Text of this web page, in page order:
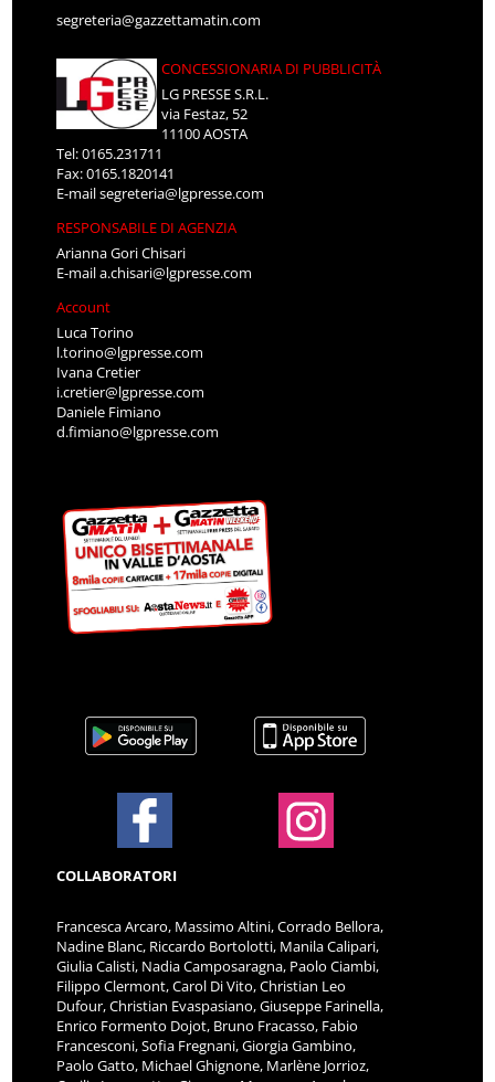
segreteria@gazzettamatin.com
CONCESSIONARIA DI PUBBLICITÀ
LG PRESSE S.R.L.
via Festaz, 52
11100 AOSTA
Tel: 0165.231711
Fax: 0165.1820141
E-mailsegreteria@lgpresse.com
RESPONSABILE DI AGENZIA
Arianna Gori Chisari
E-maila.chisari@lgpresse.com
Account
Luca Torino
l.torino@lgpresse.com
Ivana Cretier
i.cretier@lgpresse.com
Daniele Fimiano
d.fimiano@lgpresse.com
COLLABORATORI
Francesca Arcaro, Massimo Altini, Corrado Bellora,
Nadine Blanc, Riccardo Bortolotti, Manila Calipari,
Giulia Calisti, Nadia Camposaragna, Paolo Ciambi,
Filippo Clermont, Carol Di Vito, Christian Leo
Dufour, Christian Evaspasiano, Giuseppe Farinella,
Enrico Formento Dojot, Bruno Fracasso, Fabio
Francesconi, Sofia Fregnani, Giorgia Gambino,
Paolo Gatto, Michael Ghignone, Marlène Jorrioz,